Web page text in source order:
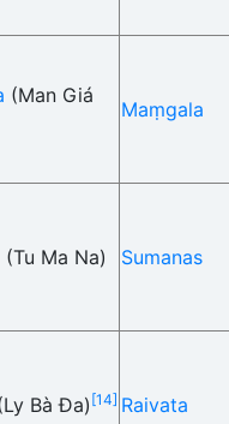
(Man Giá
Maṃgala
(Tu Ma Na) Sumanas
Bà Đa)[14] Raivata